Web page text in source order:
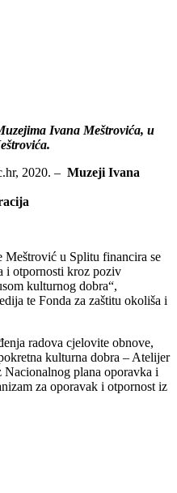
Ivana Meštrovića, u
2020. – Muzeji Ivana
Meštrović u Splitu financira se
i otpornosti kroz poziv
kulturnog dobra“,
te Fonda za zaštitu okoliša i
radova cjelovite obnove,
kulturna dobra – Atelijer
plana oporavka i
za oporavak i otpornost iz